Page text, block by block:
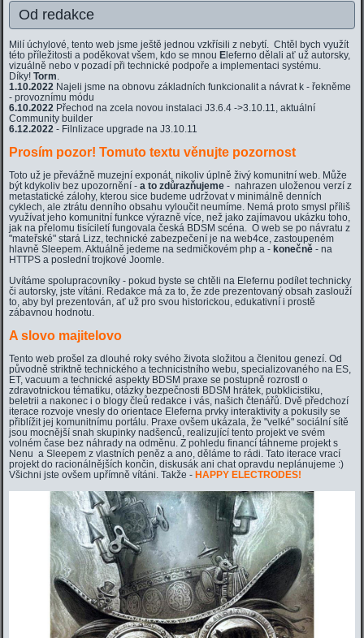
Od redakce
Milí úchylové, tento web jsme ještě jednou vzkřísili z nebytí. Chtěl bych využít
této příležitosti a poděkovat všem, kdo se mnou E leferno dělali ať už autorsky,
vizuálně nebo v pozadí při technické podpoře a implementaci systému.
Díky!Torm.
1.10.2022 Najeli jsme na obnovu základních funkcionalit a návrat k - řekněme
- provoznímu módu
6.10.2022 Přechod na zcela novou instalaci J3.6.4 ->3.10.11, aktuální
Community builder
6.12.2022 - Filnlizace upgrade na J3.10.11
Prosím pozor! Tomuto textu věnujte pozornost
Toto už je převážně muzejní exponát, nikoliv úplně živý komunitní web. Může
být kdykoliv bez upozornění -a to zdůrazňujeme - nahrazen uloženou verzí z
metastatické zálohy, kterou sice budeme udržovat v minimálně denních
cyklech, ale ztrátu denního obsahu vyloučit neumíme. Nemá proto smysl příliš
využívat jeho komunitní funkce výrazně více, než jako zajímavou ukázku toho,
jak na přelomu tisíciletí fungovala česká BDSM scéna. O web se po návratu z
"mateřské" stará Lizz, technické zabezpečení je na web4ce, zastoupeném
hlavně Sleepem. Aktuálně jedeme na sedmičkovém php a - konečně - na
HTTPS a poslední trojkové Joomle.
Uvítáme spolupracovníky - pokud byste se chtěli na Elefernu podílet technicky
či autorsky, jste vítáni. Redakce má za to, že zde prezentovaný obsah zaslouží
to, aby byl prezentován, ať už pro svou historickou, edukativní i prostě
zábavnou hodnotu.
A slovo majitelovo
Tento web prošel za dlouhé roky svého života složitou a členitou genezí. Od
původně striktně technického a technicistního webu, specializovaného na ES,
ET, vacuum a technické aspekty BDSM praxe se postupně rozrostl o
zdravotnickou tématiku, otázky bezpečnosti BDSM hrátek, pubklicistiku,
beletrii a nakonec i o blogy čleů redakce i vás, našich čtenářů. Dvě předchozí
iterace rozvoje vnesly do orientace Eleferna prvky interaktivity a pokusily se
přiblížit jej komunitnímu portálu. Praxe ovšem ukázala, že "velké" sociální sítě
jsou mocnější snah skupinky nadšenců, realizující tento projekt ve svém
volném čase bez náhrady na odměnu. Z pohledu financí táhneme projekt s
Nenu a Sleepem z vlastních peněz a ano, děláme to rádi. Tato iterace vrací
projekt do racionálnějších končin, diskusák ani chat opravdu neplánujeme :)
Všichni jste ovšem upřímně vítáni. Takže - HAPPY ELECTRODES!